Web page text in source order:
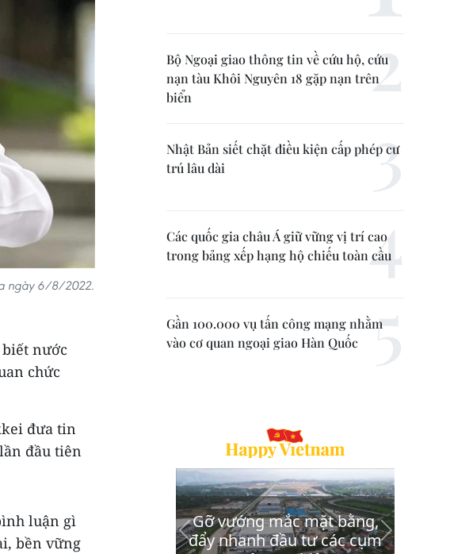
ngày 6/8/2022.
nước
chức
đưa tin
đầu tiên
luận gì
bền vững
Bộ Ngoại giao thông tin về cứu hộ, cứu
nạn tàu Khôi Nguyên 18 gặp nạn trên
biển
Nhật Bản siết chặt điều kiện cấp phép cư
trú lâu dài
Các quốc gia châu Á giữ vững vị trí cao
trong bảng xếp hạng hộ chiếu toàn cầu
Gần 100.000 vụ tấn công mạng nhằm
vào cơ quan ngoại giao Hàn Quốc